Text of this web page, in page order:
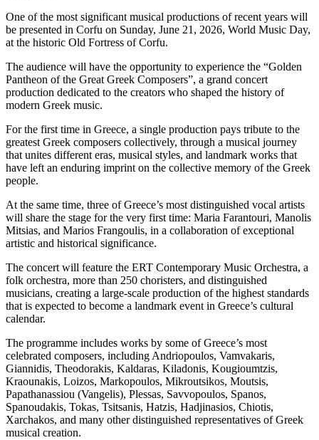
One of the most significant musical productions of recent years will
be presented in Corfu on Sunday, June 21, 2026, World Music Day,
at the historic Old Fortress of Corfu.
The audience will have the opportunity to experience the “Golden
Pantheon of the Great Greek Composers”, a grand concert
production dedicated to the creators who shaped the history of
modern Greek music.
For the first time in Greece, a single production pays tribute to the
greatest Greek composers collectively, through a musical journey
that unites different eras, musical styles, and landmark works that
have left an enduring imprint on the collective memory of the Greek
people.
At the same time, three of Greece’s most distinguished vocal artists
will share the stage for the very first time: Maria Farantouri, Manolis
Mitsias, and Marios Frangoulis, in a collaboration of exceptional
artistic and historical significance.
The concert will feature the ERT Contemporary Music Orchestra, a
folk orchestra, more than 250 choristers, and distinguished
musicians, creating a large-scale production of the highest standards
that is expected to become a landmark event in Greece’s cultural
calendar.
The programme includes works by some of Greece’s most
celebrated composers, including Andriopoulos, Vamvakaris,
Giannidis, Theodorakis, Kaldaras, Kiladonis, Kougioumtzis,
Kraounakis, Loizos, Markopoulos, Mikroutsikos, Moutsis,
Papathanassiou (Vangelis), Plessas, Savvopoulos, Spanos,
Spanoudakis, Tokas, Tsitsanis, Hatzis, Hadjinasios, Chiotis,
Xarchakos, and many other distinguished representatives of Greek
musical creation.